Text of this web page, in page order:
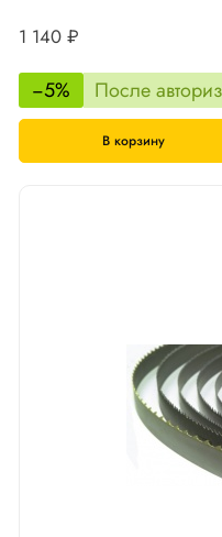
1 140 ₽
−5% После
В корзину